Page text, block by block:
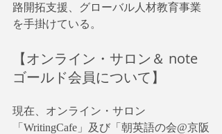
路開拓支援、グローバル人材教育事業
を手掛けている。
【オンライン・サロン＆ note
ゴールド会員について】
現在、オンライン・サロン
「WritingCafe」及び「朝英語の会@京阪